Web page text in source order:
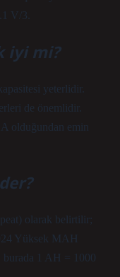
V/3.
iyi mi?
yeterlidir.
de önemlidir.
olduğundan emin
olarak belirtilir;
Yüksek MAH
1 AH = 1000